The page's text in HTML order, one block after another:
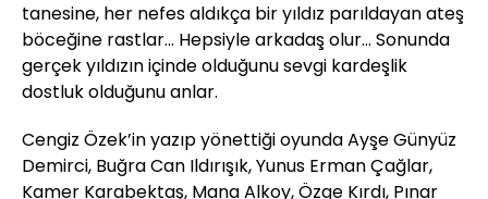
tanesine, her nefes aldıkça bir yıldız parıldayan ateş
böceğine rastlar… Hepsiyle arkadaş olur… Sonunda
gerçek yıldızın içinde olduğunu sevgi kardeşlik
dostluk olduğunu anlar.
Cengiz Özek’in yazıp yönettiği oyunda Ayşe Günyüz
Demirci, Buğra Can Ildırışık, Yunus Erman Çağlar,
Kamer Karabektaş, Mana Alkoy, Özge Kırdı, Pınar